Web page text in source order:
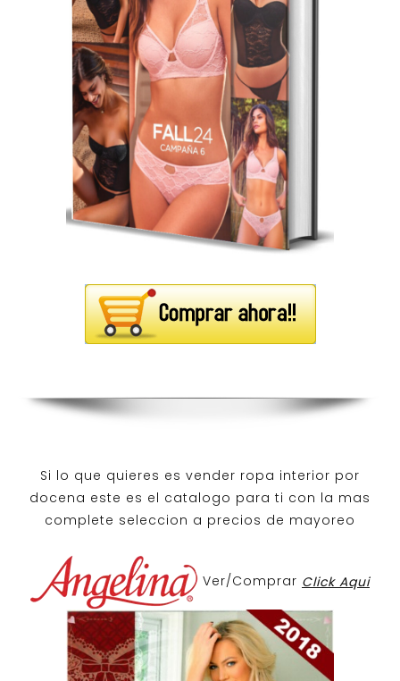
Si lo que quieres es vender ropa interior por
docena este es el catalogo para ti con la mas
complete seleccion a precios de mayoreo
Ver/Comprar Click Aqui